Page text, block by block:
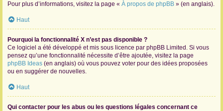
Pour plus d’informations, visitez la page « À propos de phpBB » (en anglais).
Haut
Pourquoi la fonctionnalité X n’est pas disponible ?
Ce logiciel a été développé et mis sous licence par phpBB Limited. Si vous
pensez qu’une fonctionnalité nécessite d’être ajoutée, visitez la page
phpBB Ideas (en anglais) où vous pouvez voter pour des idées proposées
ou en suggérer de nouvelles.
Haut
Qui contacter pour les abus ou les questions légales concernant ce